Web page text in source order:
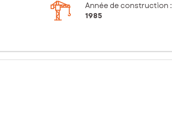
Année de construction :
1985